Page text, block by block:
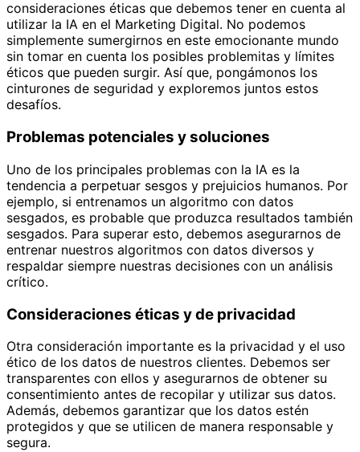
consideraciones éticas que debemos tener en cuenta al
utilizar la IA en el Marketing Digital. No podemos
simplemente sumergirnos en este emocionante mundo
sin tomar en cuenta los posibles problemitas y límites
éticos que pueden surgir. Así que, pongámonos los
cinturones de seguridad y exploremos juntos estos
desafíos.
Problemas potenciales y soluciones
Uno de los principales problemas con la IA es la
tendencia a perpetuar sesgos y prejuicios humanos. Por
ejemplo, si entrenamos un algoritmo con datos
sesgados, es probable que produzca resultados también
sesgados. Para superar esto, debemos asegurarnos de
entrenar nuestros algoritmos con datos diversos y
respaldar siempre nuestras decisiones con un análisis
crítico.
Consideraciones éticas y de privacidad
Otra consideración importante es la privacidad y el uso
ético de los datos de nuestros clientes. Debemos ser
transparentes con ellos y asegurarnos de obtener su
consentimiento antes de recopilar y utilizar sus datos.
Además, debemos garantizar que los datos estén
protegidos y que se utilicen de manera responsable y
segura.